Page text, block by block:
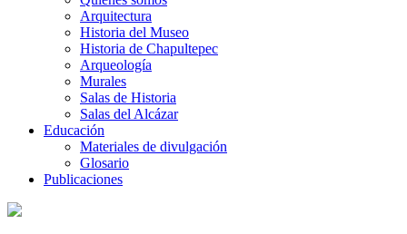
Arquitectura
Historia del Museo
Historia de Chapultepec
Arqueología
Murales
Salas de Historia
Salas del Alcázar
Educación
Materiales de divulgación
Glosario
Publicaciones